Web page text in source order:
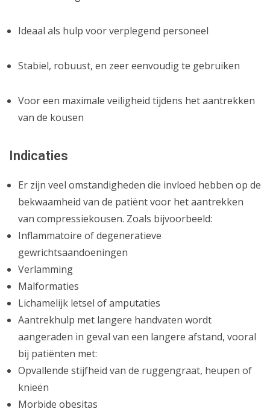
Ideaal als hulp voor verplegend personeel
Stabiel, robuust, en zeer eenvoudig te gebruiken
Voor een maximale veiligheid tijdens het aantrekken
van de kousen
Indicaties
Er zijn veel omstandigheden die invloed hebben op de
bekwaamheid van de patiënt voor het aantrekken
van compressiekousen. Zoals bijvoorbeeld:
Inflammatoire of degeneratieve
gewrichtsaandoeningen
Verlamming
Malformaties
Lichamelijk letsel of amputaties
Aantrekhulp met langere handvaten wordt
aangeraden in geval van een langere afstand, vooral
bij patiënten met:
Opvallende stijfheid van de ruggengraat, heupen of
knieën
Morbide obesitas